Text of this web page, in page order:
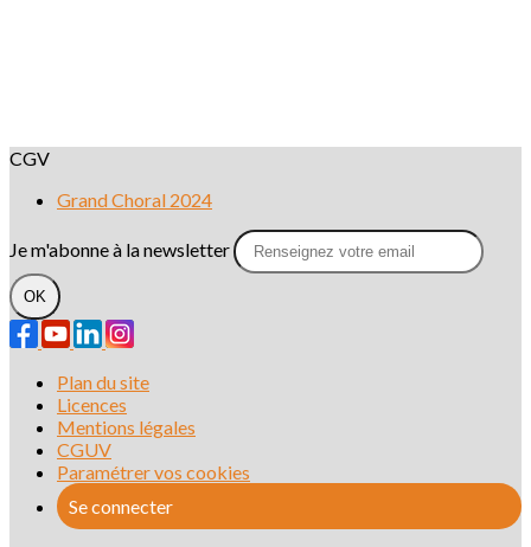
CGV
Grand Choral 2024
Je m'abonne à la newsletter
OK
Plan du site
Licences
Mentions légales
CGUV
Paramétrer vos cookies
Se connecter